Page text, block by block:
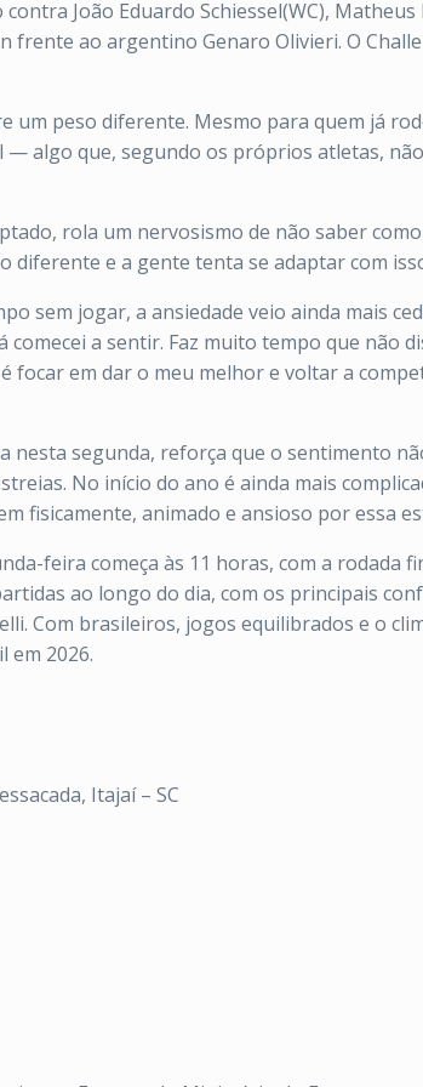
João Eduardo Schiessel(WC),
frente ao argentino Genaro Olivieri. O
um peso diferente. Mesmo para quem já
algo que, segundo os próprios atletas,
rola um nervosismo de não saber
e a gente tenta se adaptar com
sem jogar, a ansiedade veio ainda mais
a sentir. Faz muito tempo que
em dar o meu melhor e voltar a
segunda, reforça que o sentimento
No início do ano é ainda mais
fisicamente, animado e ansioso por essa
feira começa às 11 horas, com a rodada
ao longo do dia, com os principais
Com brasileiros, jogos equilibrados e o
em 2026.
Itajaí – SC